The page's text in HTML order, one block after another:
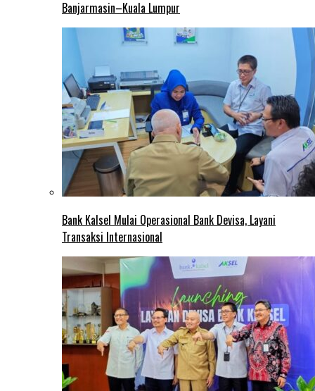
Banjarmasin–Kuala Lumpur
Bank Kalsel Mulai Operasional Bank Devisa, Layani
Transaksi Internasional